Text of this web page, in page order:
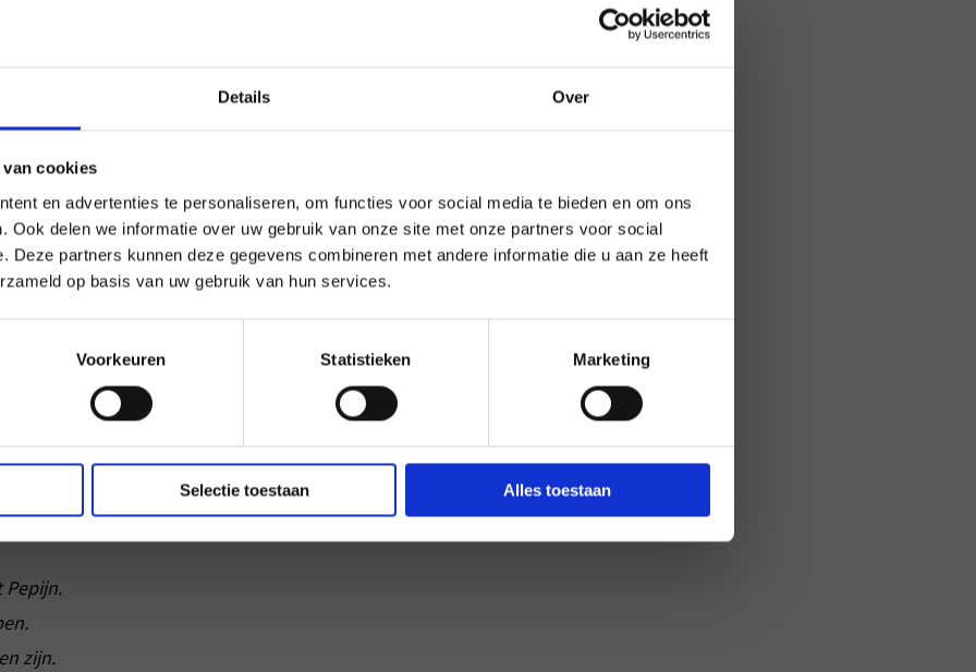
Details Over
van cookies
en advertenties te personaliseren, om functies voor social media te bieden en om ons
Ook delen we informatie over uw gebruik van onze site met onze partners voor social
Deze partners kunnen deze gegevens combineren met andere informatie die u aan ze heeft
op basis van uw gebruik van hun services.
Voorkeuren Statistieken Marketing
Selectie toestaan Alles toestaan
beetje paars
schaars >>>
van Velzen schreef in 2019 speciaal
een gedicht voor het Vlietland College.
haar gedicht beschikbaar voor de
zijn.